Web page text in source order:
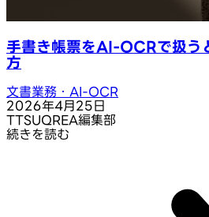
手書き帳票をAI-OCRで扱う
方
文書業務・AI-OCR
2026年4月25日
TTSUQREA編集部
続きを読む